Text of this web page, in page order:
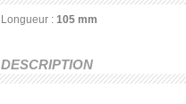
Longueur : 105 mm
DESCRIPTION